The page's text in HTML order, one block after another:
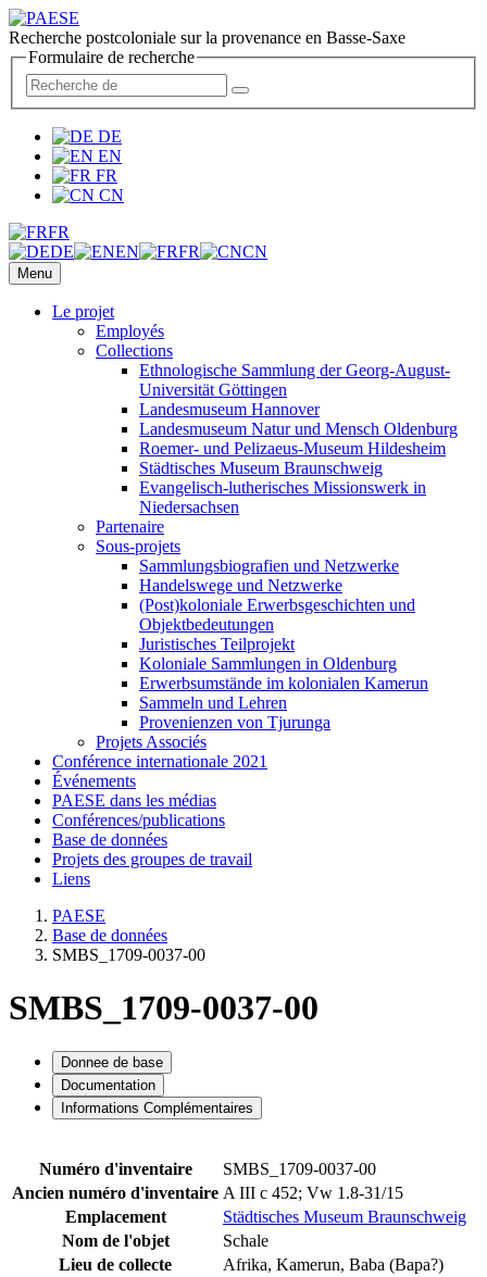
Recherche postcoloniale sur la provenance en Basse-Saxe
Formulaire de recherche
DE
EN
FR
CN
FR
DE
EN FR CN
Menu
Le projet
Employés
Collections
Ethnologische Sammlung der Georg-August-
Universität Göttingen
Landesmuseum Hannover
Landesmuseum Natur und Mensch Oldenburg
Roemer- und Pelizaeus-Museum Hildesheim
Städtisches Museum Braunschweig
Evangelisch-lutherisches Missionswerk in
Niedersachsen
Partenaire
Sous-projets
Sammlungsbiografien und Netzwerke
Handelswege und Netzwerke
(Post)koloniale Erwerbsgeschichten und
Objektbedeutungen
Juristisches Teilprojekt
Koloniale Sammlungen in Oldenburg
Erwerbsumstände im kolonialen Kamerun
Sammeln und Lehren
Provenienzen von Tjurunga
Projets Associés
Conférence internationale 2021
Événements
PAESE dans les médias
Conférences/publications
Base de données
Projets des groupes de travail
Liens
PAESE
Base de données
SMBS_1709-0037-00
SMBS_1709-0037-00
Donnee de base
Documentation
Informations Complémentaires
Numéro d'inventaire
SMBS_1709-0037-00
Ancien numéro d'inventaire A III c 452; Vw 1.8-31/15
Emplacement
Städtisches Museum Braunschweig
Nom de l'objet
Schale
Lieu de collecte
Afrika, Kamerun, Baba (Bapa?)